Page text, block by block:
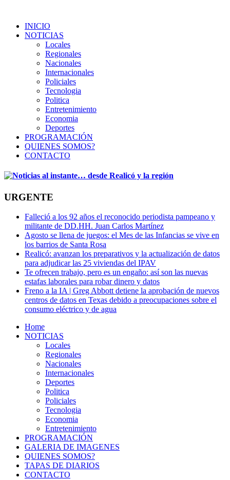
INICIO
NOTICIAS
Locales
Regionales
Nacionales
Internacionales
Policiales
Tecnologia
Politica
Entretenimiento
Economia
Deportes
PROGRAMACIÓN
QUIENES SOMOS?
CONTACTO
URGENTE
Falleció a los 92 años el reconocido periodista pampeano y
militante de DD.HH. Juan Carlos Martínez
Agosto se llena de juegos: el Mes de las Infancias se vive en
los barrios de Santa Rosa
Realicó: avanzan los preparativos y la actualización de datos
para adjudicar las 25 viviendas del IPAV
Te ofrecen trabajo, pero es un engaño: así son las nuevas
estafas laborales para robar dinero y datos
Freno a la IA | Greg Abbott detiene la aprobación de nuevos
centros de datos en Texas debido a preocupaciones sobre el
consumo eléctrico y de agua
Home
NOTICIAS
Locales
Regionales
Nacionales
Internacionales
Deportes
Politica
Policiales
Tecnologia
Economia
Entretenimiento
PROGRAMACIÓN
GALERIA DE IMAGENES
QUIENES SOMOS?
TAPAS DE DIARIOS
CONTACTO